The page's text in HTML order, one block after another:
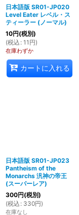
日本語版 SR01-JP020
Level Eater レベル・ス
ティーラー (ノーマル)
10円(税別)
(税込 : 11 円)
在庫わずか
カートに入れる
日本語版 SR01-JP023
Pantheism of the
Monarchs 汎神の帝王
(スーパーレア)
300円(税別)
(税込 : 330円)
在庫なし